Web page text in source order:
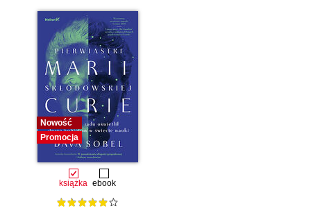
Nowość
Promocja
książka ebook